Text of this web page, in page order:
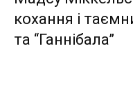
кохання і
та “Ганнібала”